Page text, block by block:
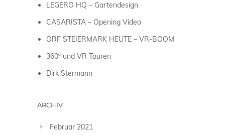
LEGERO HQ – Gartendesign
CASARISTA – Opening Video
ORF STEIERMARK HEUTE – VR-BOOM
360º und VR Touren
Dirk Stermann
ARCHIV
Februar 2021